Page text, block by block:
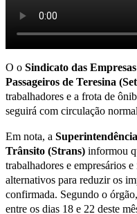
O o Sindicato das
Passageiros de Teresina
trabalhadores e a frota de
seguirá com circulação
Em nota, a
Trânsito (Strans) informou
trabalhadores e empresários
alternativos para reduzir os
confirmada. Segundo o
entre os dias 18 e 22 deste